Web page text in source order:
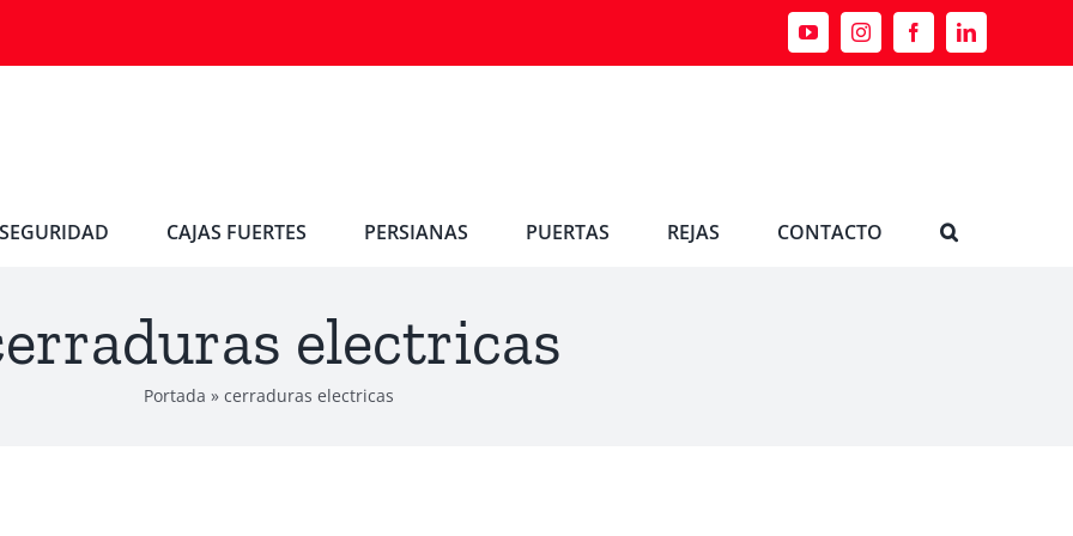
YouTubeInstagramFacebookLinkedIn
SEGURIDAD CAJAS FUERTES PERSIANAS PUERTAS REJAS CONTACTO
electricas
Portada » cerraduras electricas